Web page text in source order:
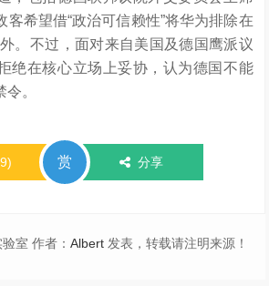
客希望借“政治可信赖性”将华为排除在
。不过，面对来自美国及德国鹰派议
绝在核心立场上妥协，认为德国不能
。
9) 赏 分享
室 作者：Albert 发表，转载请注明来源！